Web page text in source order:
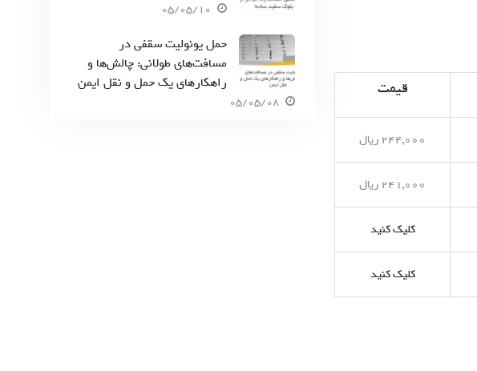
قیمت
۲۴۴,۰۰۰ ریال
۲۴۱,۰۰۰ ریال
کلیک کنید
کلیک کنید
05/05/10
حمل یونولیت سقفی در
مسافت‌های طولانی: چالش‌ها و
راهکارهای یک حمل و نقل ایمن
05/05/08